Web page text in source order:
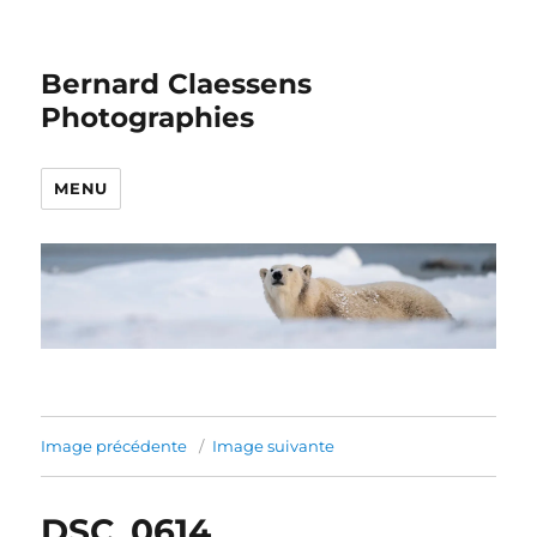
Bernard Claessens
Photographies
MENU
Image précédente Image suivante